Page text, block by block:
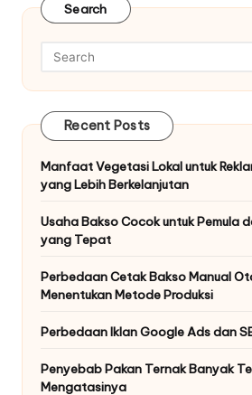
Search
Recent Posts
Manfaat Vegetasi Lokal untuk
yang Lebih Berkelanjutan
Usaha Bakso Cocok untuk Pemula
yang Tepat
Perbedaan Cetak Bakso Manual
Menentukan Metode Produksi
Perbedaan Iklan Google Ads dan
Penyebab Pakan Ternak Banyak
Mengatasinya